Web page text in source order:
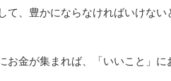
、豊かにならなければいけない
お金が集まれば、「いいこと」に